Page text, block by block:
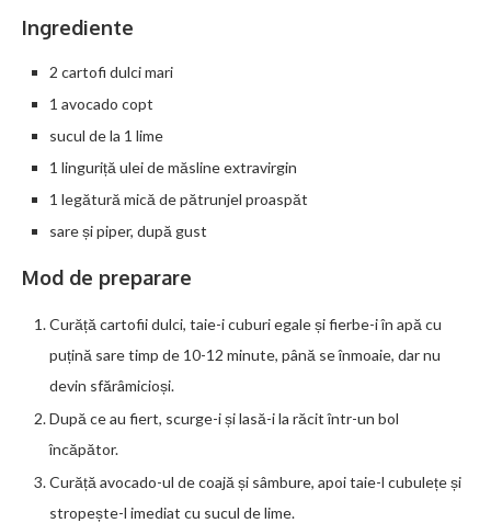
Ingrediente
2 cartofi dulci mari
1 avocado copt
sucul de la 1 lime
1 linguriță ulei de măsline extravirgin
1 legătură mică de pătrunjel proaspăt
sare și piper, după gust
Mod de preparare
Curăță cartofii dulci, taie-i cuburi egale și fierbe-i în apă cu
puțină sare timp de 10-12 minute, până se înmoaie, dar nu
devin sfărâmicioși.
După ce au fiert, scurge-i și lasă-i la răcit într-un bol
încăpător.
Curăță avocado-ul de coajă și sâmbure, apoi taie-l cubulețe și
stropește-l imediat cu sucul de lime.